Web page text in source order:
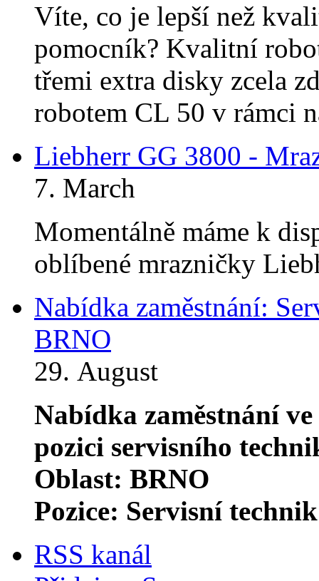
Víte, co je lepší než
pomocník? Kvalitní
třemi extra disky zcela
robotem CL 50 v rámci
Liebherr GG 3800 -
7. March
Momentálně máme k
oblíbené mrazničky
Nabídka zaměstnání:
BRNO
29. August
Nabídka zaměstnání
pozici servisního
Oblast: BRNO
Pozice: Servisní
RSS kanál